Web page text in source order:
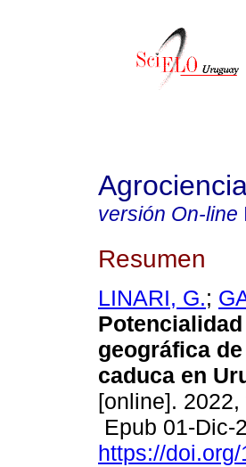
versión On-line
Resumen
LINARI, G.;
geográfica
caduca en
[online].
Epub 01-
https://